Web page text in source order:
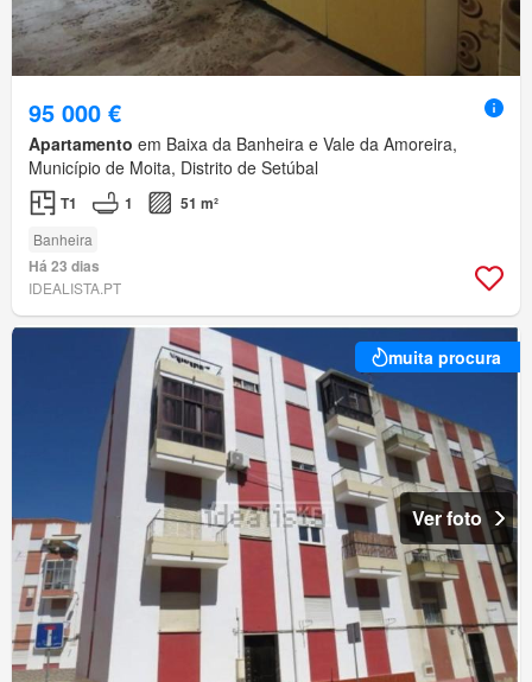
95 000 €
Apartamento em Baixa da Banheira e Vale da Amoreira,
Município de Moita, Distrito de Setúbal
T1 1 51 m²
Banheira
Há 23 dias
IDEALISTA.PT
muita procura
Ver foto